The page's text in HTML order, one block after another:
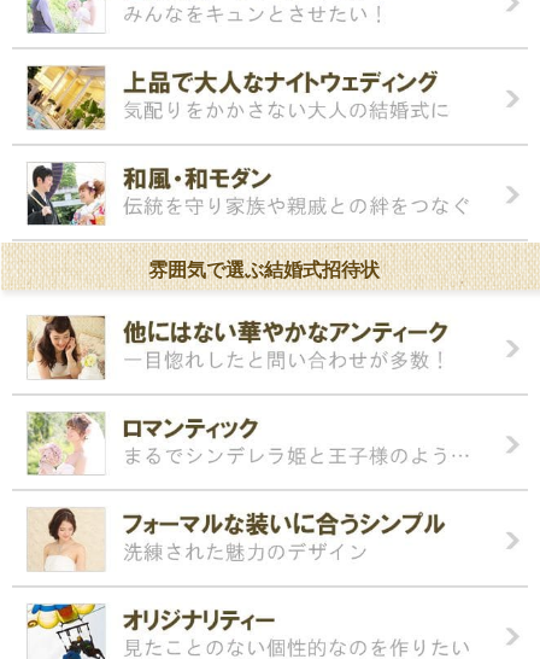
雰囲気で選ぶ結婚式招待状